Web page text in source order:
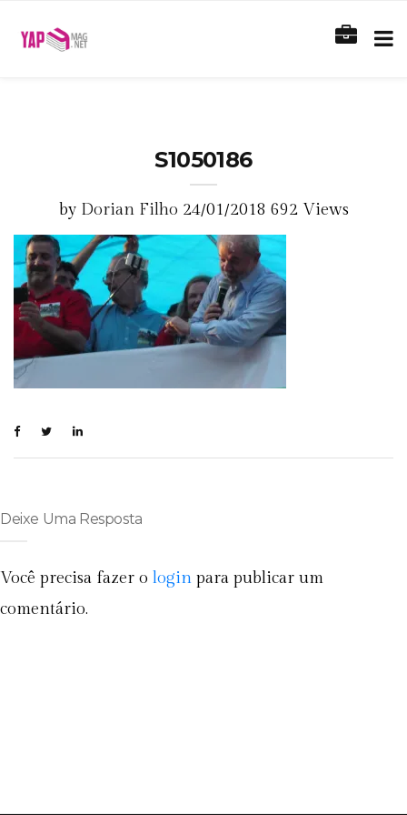
S1050186
by Dorian Filho 24/01/2018 692 Views
Deixe Uma Resposta
Você precisa fazer o login para publicar um
comentário.